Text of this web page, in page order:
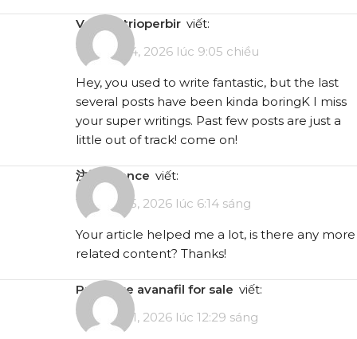
vorbelutrioperbir viết:
Tháng 1 14, 2026 lúc 9:05 chiều
Hey, you used to write fantastic, but the last
several posts have been kinda boringK I miss
your super writings. Past few posts are just a
little out of track! come on!
注册Binance viết:
Tháng 1 15, 2026 lúc 6:14 sáng
Your article helped me a lot, is there any more
related content? Thanks!
purchase avanafil for sale viết:
Tháng 1 21, 2026 lúc 12:29 sáng